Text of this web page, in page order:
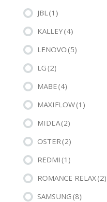
JBL(1)
KALLEY(4)
LENOVO(5)
LG(2)
MABE(4)
MAXIFLOW(1)
MIDEA(2)
OSTER(2)
REDMI (1)
ROMANCE RELAX(2)
SAMSUNG(8)